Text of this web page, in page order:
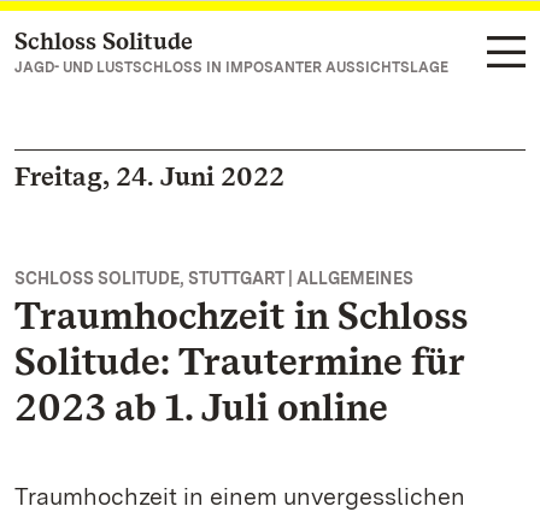
Zum Hauptinhalt springen
Schloss Solitude
JAGD- UND LUSTSCHLOSS IN IMPOSANTER AUSSICHTSLAGE
Freitag, 24. Juni 2022
SCHLOSS SOLITUDE, STUTTGART | ALLGEMEINES
Traumhochzeit in Schloss
Solitude: Trautermine für
2023 ab 1. Juli online
Traumhochzeit in einem unvergesslichen